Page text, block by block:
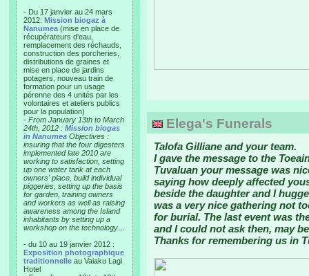
- Du 17 janvier au 24 mars
2012: Mission biogaz à
Nanumea (mise en place de
récupérateurs d'eau,
remplacement des réchauds,
construction des porcheries,
distributions de graines et
mise en place de jardins
potagers, nouveau train de
formation pour un usage
pérenne des 4 unités par les
volontaires et ateliers publics
pour la population)
- From January 13th to March
24th, 2012 : Mission biogas
in Nanumea Objectives :
insuring that the four digesters
implemented late 2010 are
working to satisfaction, setting
up one water tank at each
owners' place, build individual
piggeries, setting up the basis
for garden, training owners
and workers as well as raising
awareness among the Island
inhabitants by setting up a
workshop on the technology…
- du 10 au 19 janvier 2012 :
Exposition photographique
traditionnelle au Vaiaku Lagi
Hotel
Elega's Funerals
Talofa Gilliane and your team.
I gave the message to the
Tuvaluan your message was
saying how deeply affected
beside the daughter and I
was a very nice gathering not
for burial. The last event was
and I could not ask then, may
Thanks for remembering us in